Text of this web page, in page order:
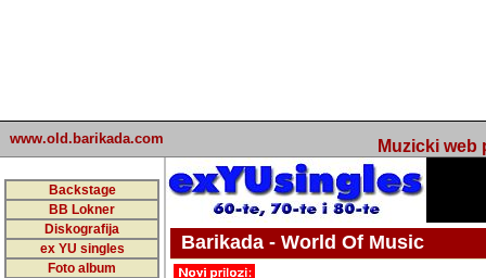
www.old.barikada.com Muzicki web
Backstage
BB Lokner
Diskografija
ex YU singles
Foto album
Barikada - World Of Music